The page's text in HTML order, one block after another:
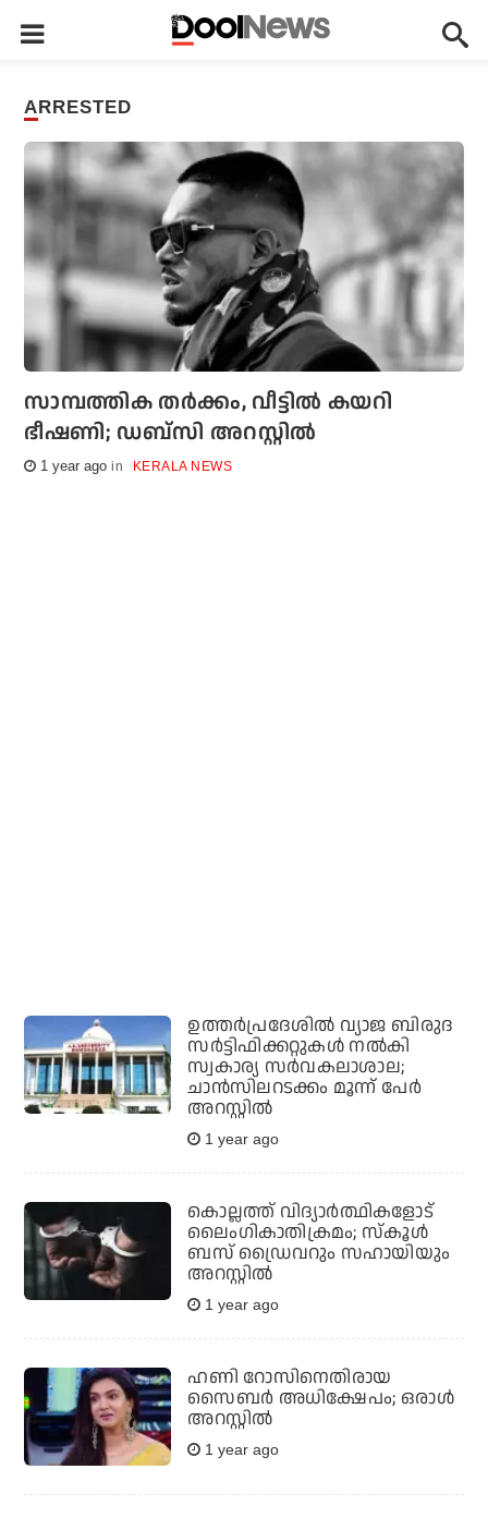
ARRESTED
സാമ്പത്തിക തർക്കം, വീട്ടിൽ കയറി
ഭീഷണി; ഡബ്‌സി അറസ്റ്റില്‍
1 year ago KERALA NEWS
ഉത്തര്‍പ്രദേശില്‍ വ്യാജ ബിരുദ
സര്‍ട്ടിഫിക്കറ്റുകള്‍ നല്‍കി
സ്വകാര്യ സര്‍വകലാശാല;
ചാന്‍സിലറടക്കം മൂന്ന് പേര്‍
അറസ്റ്റില്‍
1 year ago
കൊല്ലത്ത് വിദ്യാര്‍ത്ഥികളോട്
ലൈംഗികാതിക്രമം; സ്‌കൂള്‍
ബസ് ഡ്രൈവറും സഹായിയും
അറസ്റ്റില്‍
1 year ago
ഹണി റോസിനെതിരായ
സൈബര്‍ അധിക്ഷേപം; ഒരാള്‍
അറസ്റ്റില്‍
1 year ago